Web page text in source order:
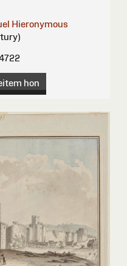
Hieronymous
hon